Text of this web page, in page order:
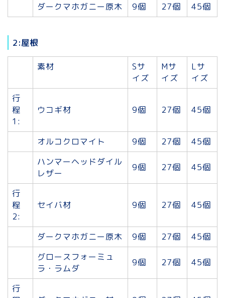
ダークマホガニー原木 9個 27個 45個
2:屋根
素材
Sサ
イズ
Mサ
イズ
Lサ
イズ
行
程
1:
ウコギ材 9個 27個 45個
オルコクロマイト 9個 27個
45個
ハンマーヘッドダイル
レザー
9個 27個 45個
行
程
2:
セイバ材 9個 27個 45個
ダークマホガニー原木 9個 27個
45個
グロースフォーミュ
ラ・ラムダ
9個 27個 45個
行